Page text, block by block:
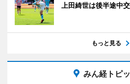
上田綺世は後半途中
もっと見る
みん経トピ